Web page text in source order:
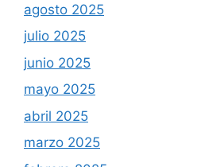
agosto 2025
julio 2025
junio 2025
mayo 2025
abril 2025
marzo 2025